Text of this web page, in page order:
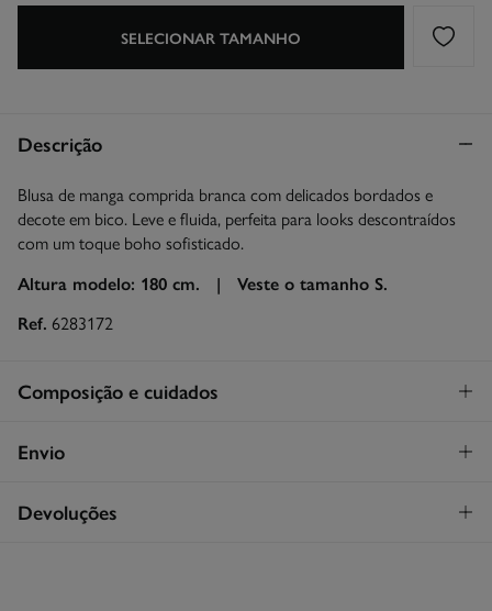
SELECIONAR TAMANHO
Descrição
Blusa de manga comprida branca com delicados bordados e
decote em bico. Leve e fluida, perfeita para looks descontraídos
com um toque boho sofisticado.
Altura modelo: 180 cm. | Veste o tamanho S.
Ref. 6283172
Composição e cuidados
Composição
Cuidados
Envio
STANDARD
Devoluções